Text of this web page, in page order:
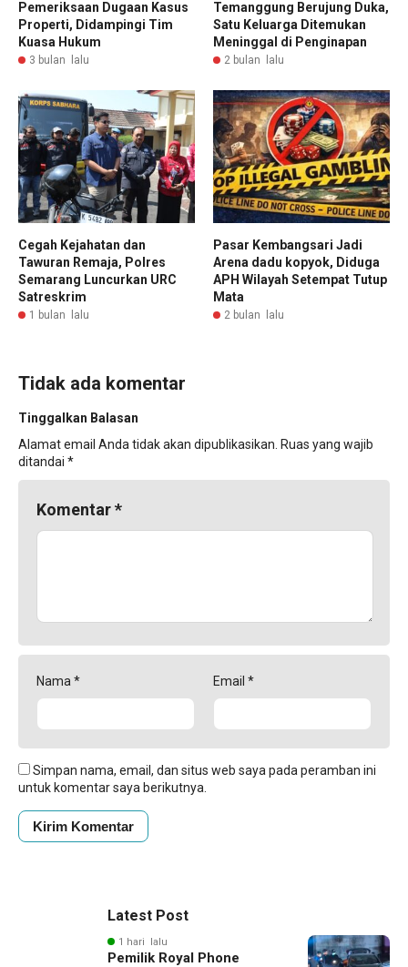
Pemeriksaan Dugaan Kasus
Properti, Didampingi Tim
Kuasa Hukum
3 bulan lalu
Temanggung Berujung Duka,
Satu Keluarga Ditemukan
Meninggal di Penginapan
2 bulan lalu
Cegah Kejahatan dan
Tawuran Remaja, Polres
Semarang Luncurkan URC
Satreskrim
1 bulan lalu
Pasar Kembangsari Jadi
Arena dadu kopyok, Diduga
APH Wilayah Setempat Tutup
Mata
2 bulan lalu
Tidak ada komentar
Tinggalkan Balasan
Alamat email Anda tidak akan dipublikasikan. Ruas yang wajib
ditandai *
Komentar*
Nama * Email *
Simpan nama, email, dan situs web saya pada peramban ini
untuk komentar saya berikutnya.
Latest Post
1 hari lalu
Pemilik Royal Phone